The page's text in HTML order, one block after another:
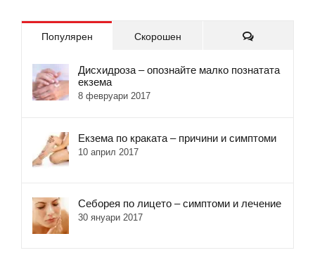
Популярен Скорошен Коментари
Дисхидроза – опознайте малко познатата
екзема
8 февруари 2017
Екзема по краката – причини и симптоми
10 април 2017
Себорея по лицето – симптоми и лечение
30 януари 2017